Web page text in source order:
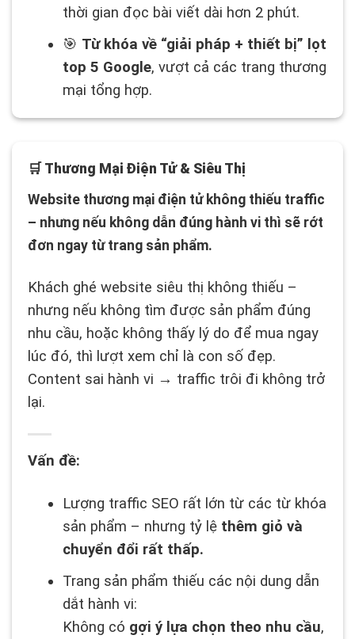
thời gian đọc bài viết dài hơn 2 phút.
🎯 Từ khóa về “giải pháp + thiết bị” lọt
top 5 Google, vượt cả các trang thương
mại tổng hợp.
🛒 Thương Mại Điện Tử & Siêu Thị
Website thương mại điện tử không thiếu traffic
– nhưng nếu không dẫn đúng hành vi thì sẽ rớt
đơn ngay từ trang sản phẩm.
Khách ghé website siêu thị không thiếu –
nhưng nếu không tìm được sản phẩm đúng
nhu cầu, hoặc không thấy lý do để mua ngay
lúc đó, thì lượt xem chỉ là con số đẹp.
Content sai hành vi → traffic trôi đi không trở
lại.
Vấn đề:
Lượng traffic SEO rất lớn từ các từ khóa
sản phẩm – nhưng tỷ lệ thêm giỏ và
chuyển đổi rất thấp.
Trang sản phẩm thiếu các nội dung dẫn
dắt hành vi:
Không có gợi ý lựa chọn theo nhu cầu,